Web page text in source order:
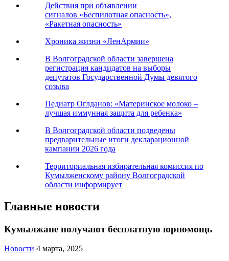
Действия при объявлении
сигналов «Беспилотная опасность»,
«Ракетная опасность»
Хроника жизни «ЛенАрмии»
В Волгоградской области завершена
регистрация кандидатов на выборы
депутатов Государственной Думы девятого
созыва
Педиатр Оглданов: «Материнское молоко –
лучшая иммунная защита для ребенка»
В Волгоградской области подведены
предварительные итоги декларационной
кампании 2026 года
Территориальная избирательная комиссия по
Кумылженскому району Волгоградской
области информирует
Главные новости
Кумылжане получают бесплатную юрпомощь
Новости 4 марта, 2025